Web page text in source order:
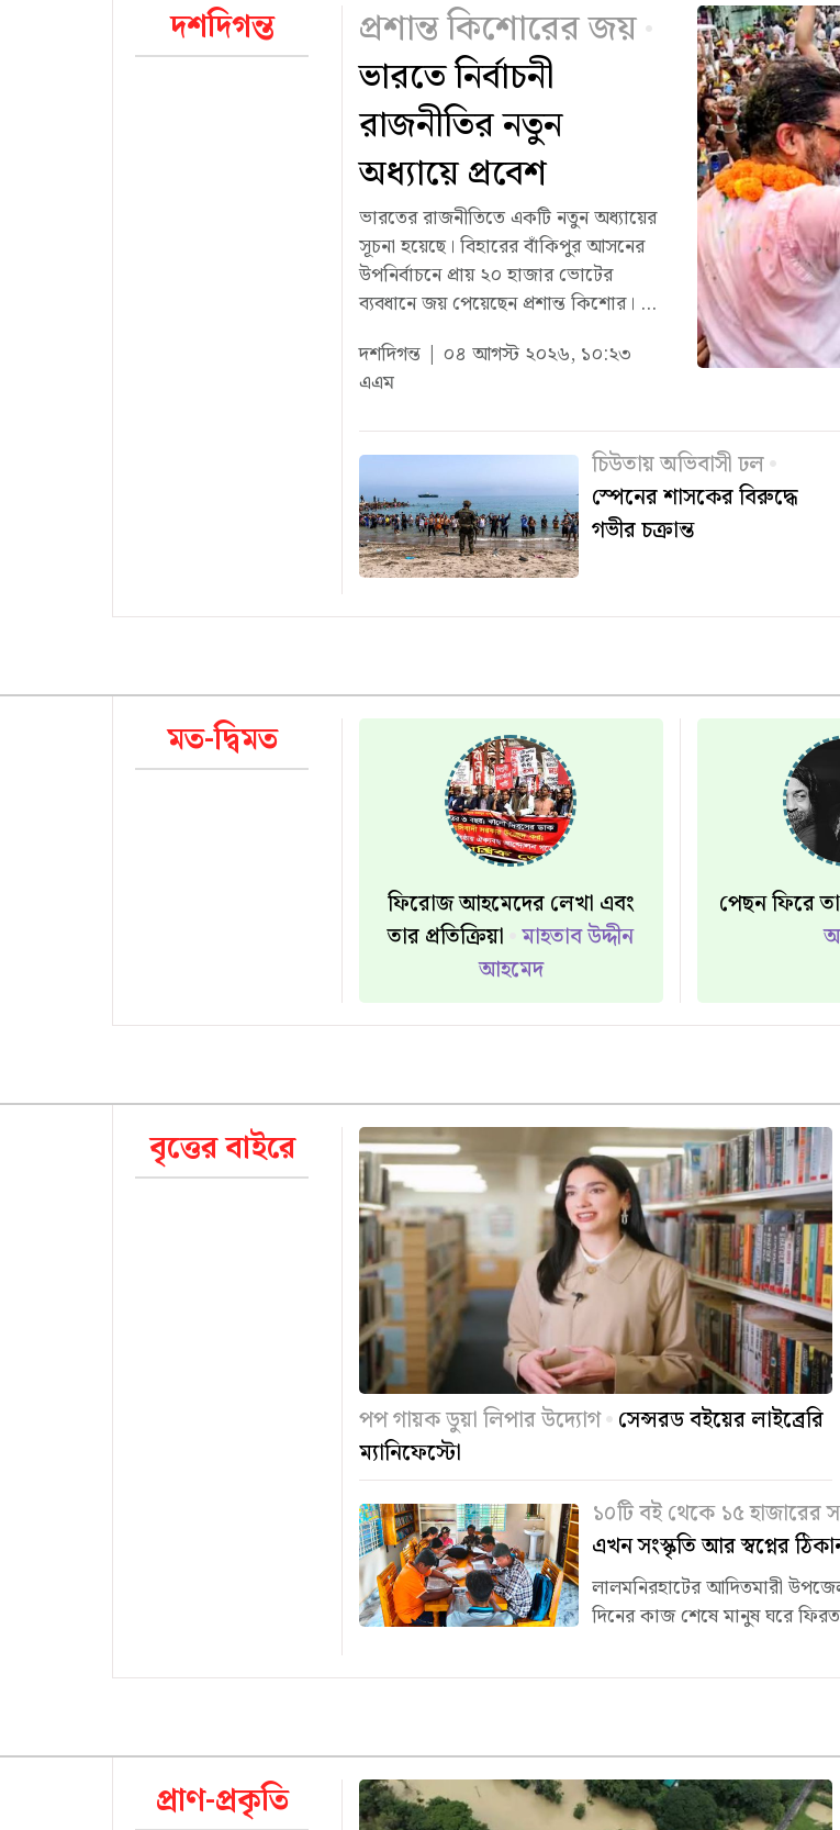
দশদিগন্ত
প্রশান্ত কিশোরের জয়
ভারতে নির্বাচনী
রাজনীতির নতুন
অধ্যায়ে প্রবেশ
ভারতের রাজনীতিতে একটি নতুন অধ্যায়ের
সূচনা হয়েছে। বিহারের বাঁকিপুর আসনের
উপনির্বাচনে প্রায় ২০ হাজার ভোটের
ব্যবধানে জয় পেয়েছেন প্রশান্ত কিশোর। ...
দশদিগন্ত | ০৪ আগস্ট ২০২৬, ১০:২৩
এএম
চিউতায় অভিবাসী ঢল
স্পেনের শাসকের বিরুদ্ধে
গভীর চক্রান্ত
মত-দ্বিমত
ফিরোজ আহমেদের লেখা এবং
তার প্রতিক্রিয়া মাহতাব উদ্দীন
আহমেদ
পেছন ফিরে
বৃত্তের বাইরে
পপ গায়ক ডুয়া লিপার উদ্যোগ সেন্সরড বইয়ের লাইব্রেরি
ম্যানিফেস্টো
১০টি বই থেকে ১৫ হাজারের
এখন সংস্কৃতি আর স্বপ্নের
লালমনিরহাটের আদিতমারী
দিনের কাজ শেষে মানুষ ঘরে
প্রাণ-প্রকৃতি